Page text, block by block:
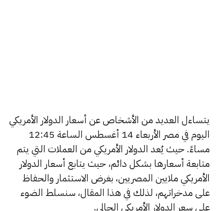
يتساءل العديد من الأشخاص عن أسعار الدولار الأمريكي
اليوم في مصر الأربعاء 14 أغسطس الساعة 12:45
مساءً. حيث يُعد الدولار الأمريكي من العملات التي يتم
متابعة أسعارها بشكل دائم، حيث يتابع أسعار الدولار
الأمريكي ملايين المصريين، بغرض الاستثمار والحفاظ
على مدخراتهم، لذلك في هذا المقال، سنسلط الضوء
على سعر الدولار الأمريكي الحالي.